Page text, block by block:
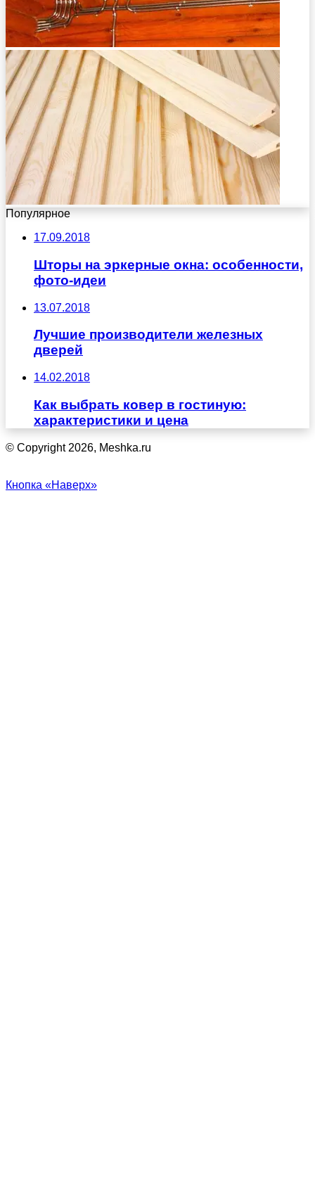
Популярное
17.09.2018
Шторы на эркерные окна: особенности,
фото-идеи
13.07.2018
Лучшие производители железных
дверей
14.02.2018
Как выбрать ковер в гостиную:
характеристики и цена
© Copyright 2026, Meshka.ru
Кнопка «Наверх»